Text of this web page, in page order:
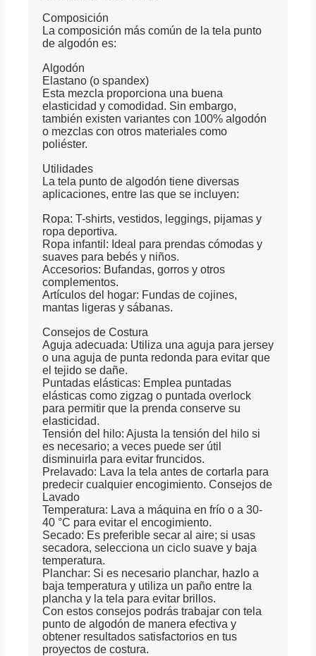
Composición
La composición más común de la tela punto
de algodón es:
Algodón
Elastano (o spandex)
Esta mezcla proporciona una buena
elasticidad y comodidad. Sin embargo,
también existen variantes con 100% algodón
o mezclas con otros materiales como
poliéster.
Utilidades
La tela punto de algodón tiene diversas
aplicaciones, entre las que se incluyen:
Ropa: T-shirts, vestidos, leggings, pijamas y
ropa deportiva.
Ropa infantil: Ideal para prendas cómodas y
suaves para bebés y niños.
Accesorios: Bufandas, gorros y otros
complementos.
Artículos del hogar: Fundas de cojines,
mantas ligeras y sábanas.
Consejos de Costura
Aguja adecuada: Utiliza una aguja para jersey
o una aguja de punta redonda para evitar que
el tejido se dañe.
Puntadas elásticas: Emplea puntadas
elásticas como zigzag o puntada overlock
para permitir que la prenda conserve su
elasticidad.
Tensión del hilo: Ajusta la tensión del hilo si
es necesario; a veces puede ser útil
disminuirla para evitar fruncidos.
Prelavado: Lava la tela antes de cortarla para
predecir cualquier encogimiento. Consejos de
Lavado
Temperatura: Lava a máquina en frío o a 30-
40 °C para evitar el encogimiento.
Secado: Es preferible secar al aire; si usas
secadora, selecciona un ciclo suave y baja
temperatura.
Planchar: Si es necesario planchar, hazlo a
baja temperatura y utiliza un paño entre la
plancha y la tela para evitar brillos.
Con estos consejos podrás trabajar con tela
punto de algodón de manera efectiva y
obtener resultados satisfactorios en tus
proyectos de costura.